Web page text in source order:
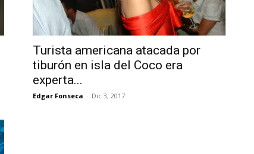
Turista americana atacada por
tiburón en isla del Coco era
experta...
Edgar Fonseca - Dic 3, 2017